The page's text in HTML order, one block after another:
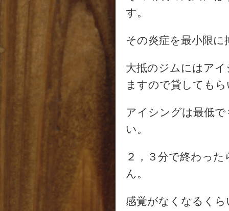
す。
その炎症を最小限
大抵のジムにはア
ますので貸しても
アイシングは最低
い。
２，３分で終わっ
ん。
感覚がなくなるく